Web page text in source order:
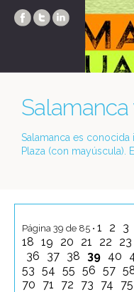
Salamanca
Salamanca es
Plaza (con mayúscula).
Página 39 de 85 • 1 2 3
18 19 20 21 22 23
36
37 38 39 40
53 54 55 56 57
70
71 72 73 74 75